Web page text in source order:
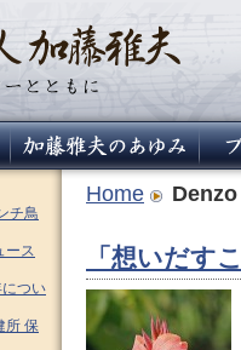
Home
「想いだす
チ鳥
ース
つい
所 保